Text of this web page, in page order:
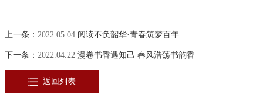
上一条： 2022.05.04 阅读不负韶华·青春筑梦百年
下一条： 2022.04.22 漫卷书香遇知己 春风浩荡书韵香
返回列表